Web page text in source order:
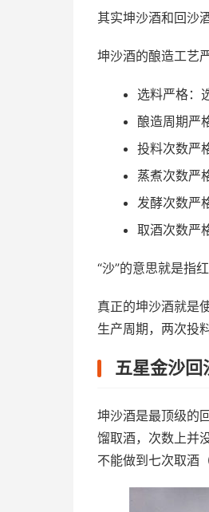
其实坤沙酒和回沙
坤沙酒的酿造工艺
选料严格：
酿造周期严
投料次数严
蒸煮次数严
发酵次数严
取酒次数严
“沙”的意思就是指
真正的坤沙酒就是
生产周期，两次投
五星金沙回
坤沙酒是最顶级的
馏取酒，次数上并
不能做到七次取酒